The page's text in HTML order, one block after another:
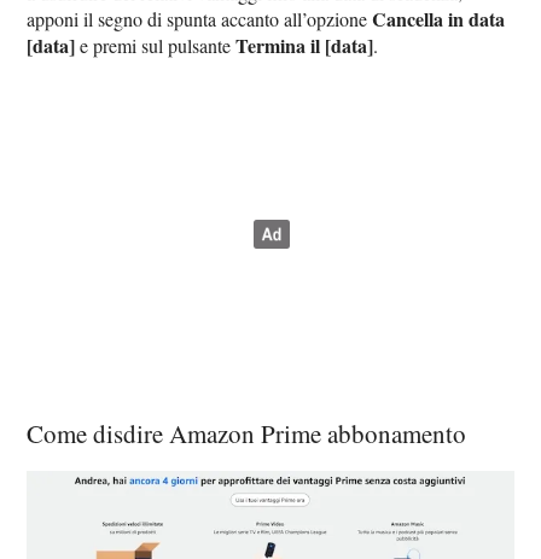
apponi il segno di spunta accanto all’opzioneCancella in data
[data]e premi sul pulsanteTermina il [data].
Come disdire Amazon Prime abbonamento